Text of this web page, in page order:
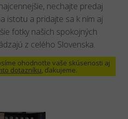
nechajte predaj
istotu a pridajte sa k ním aj
fotky našich spokojných
z celého Slovenska.
ohodnoťte vaše skúsenosti aj
dotazníku, ďakujeme.